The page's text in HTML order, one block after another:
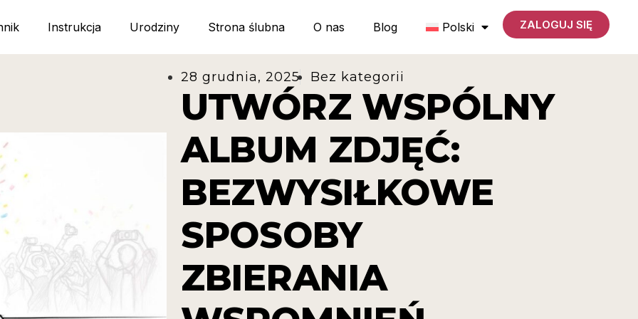
ZALOGUJ SIĘ
Instrukcja Urodziny Strona ślubna O nas Blog Polski
28 grudnia, 2025 Bez kategorii
UTWÓRZ WSPÓLNY
ALBUM ZDJĘĆ:
BEZWYSIŁKOWE
SPOSOBY
ZBIERANIA